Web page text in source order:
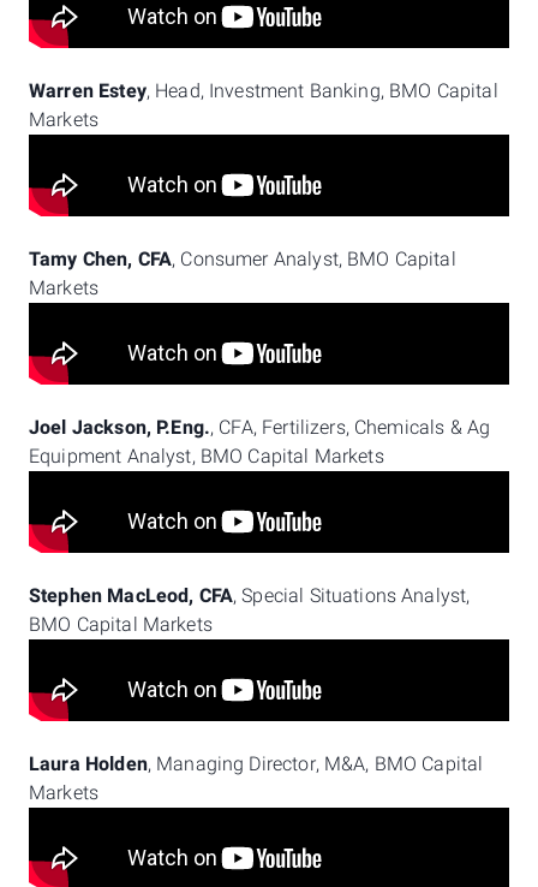
Warren Estey, Head, Investment Banking, BMO Capital
Markets
Tamy Chen, CFA, Consumer Analyst, BMO Capital
Markets
Joel Jackson, P.Eng., CFA, Fertilizers, Chemicals & Ag
Equipment Analyst, BMO Capital Markets
Stephen MacLeod, CFA, Special Situations Analyst,
BMO Capital Markets
Laura Holden, Managing Director, M&A, BMO Capital
Markets